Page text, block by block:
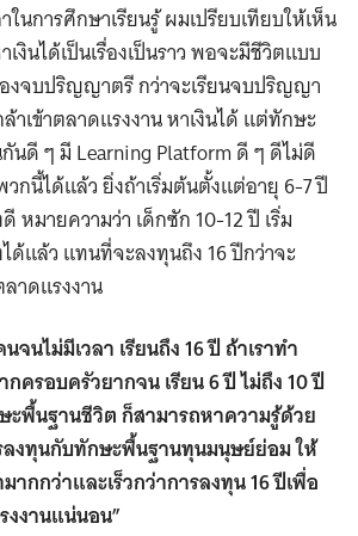
ในการศึกษาเรียนรู้ ผมเปรียบเทียบให้เห็น
งินได้เป็นเรื่องเป็นราว พอจะมีชีวิตแบบ
จบปริญญาตรี กว่าจะเรียนจบปริญญา
าเข้าตลาดแรงงาน หาเงินได้ แต่ทักษะ
ดี ๆ มี Learning Platform ดี ๆ ดีไม่ดี
วกนี้ได้แล้ว ยิ่งถ้าเริ่มต้นตั้งแต่อายุ 6-7 ปี
หมายความว่า เด็กซัก 10-12 ปี เริ่ม
ด้แล้ว แทนที่จะลงทุนถึง 16 ปีกว่าจะ
าดแรงงาน
นจนไม่มีเวลา เรียนถึง 16 ปี ถ้าเราทำ
ครอบครัวยากจน เรียน 6 ปี ไม่ถึง 10 ปี
ะพื้นฐานชีวิต ก็สามารถหาความรู้ด้วย
ลงทุนกับทักษะพื้นฐานทุนมนุษย์ย่อม ให้
กกว่าและเร็วกว่าการลงทุน 16 ปีเพื่อ
งานแน่นอน”